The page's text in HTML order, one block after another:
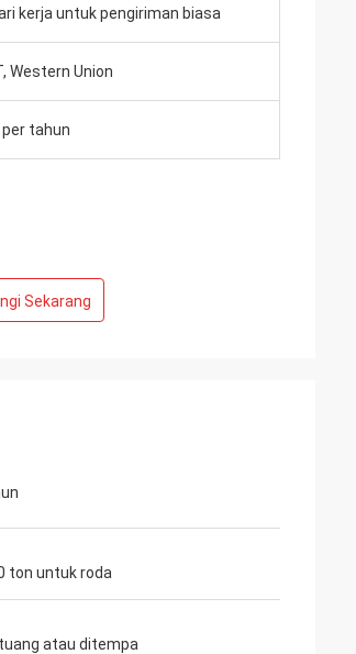
kerja untuk pengiriman biasa
Western Union
tahun
Sekarang
ton untuk roda
atau ditempa